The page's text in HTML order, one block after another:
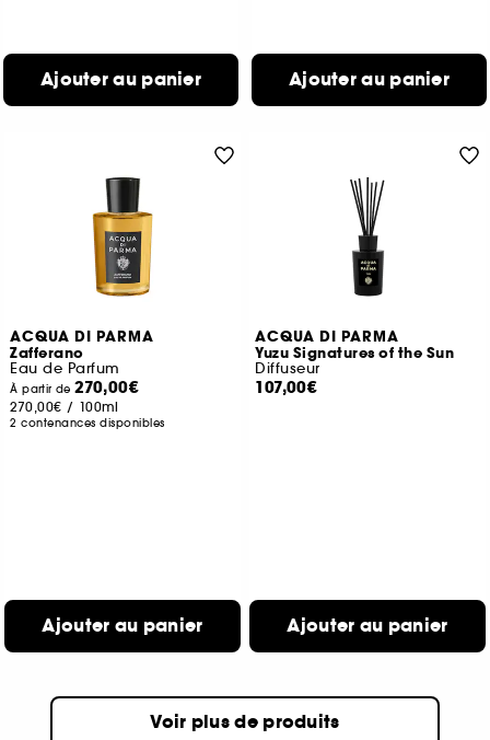
Ajouter au panier Ajouter au panier
ACQUA DI PARMA
Zafferano
Eau de Parfum
À partir de270,00€
270,00€ / 100ml
2 contenances disponibles
Ajouter au panier
ACQUA DI PARMA
Yuzu Signatures of the Sun
Diffuseur
107,00€
Ajouter au panier
Voir plus de produits